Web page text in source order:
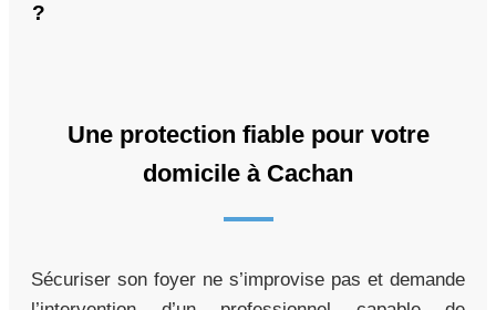
?
Une protection fiable pour votre
domicile à Cachan
Sécuriser son foyer ne s’improvise pas et demande